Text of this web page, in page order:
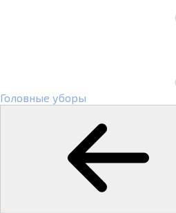
Головные уборы